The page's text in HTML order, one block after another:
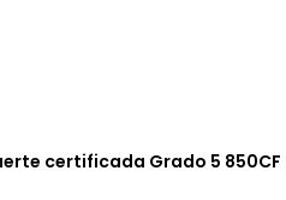
certificada Grado 5 850CF